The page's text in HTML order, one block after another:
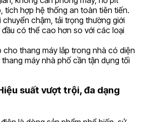
tích hợp hệ thống an toàn tiên tiến.
chậm, tải trọng thường giới
có thể cao hơn so với các loại
cho thang máy lắp trong nhà có diện
máy nhà phố cần tận dụng tối
suất vượt trội, đa dạng